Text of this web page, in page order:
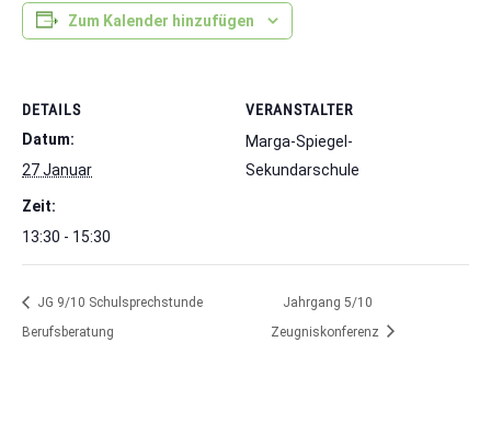
Zum Kalender hinzufügen
DETAILS
Datum:
27 Januar
Zeit:
13:30 - 15:30
VERANSTALTER
Marga-Spiegel-
Sekundarschule
JG 9/10 Schulsprechstunde
Berufsberatung
Jahrgang 5/10
Zeugniskonferenz